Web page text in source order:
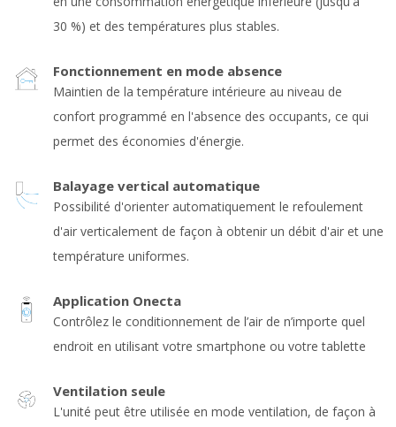
30 %) et des températures plus stables.
Fonctionnement en mode absence
Maintien de la température intérieure au niveau de
confort programmé en l'absence des occupants, ce qui
permet des économies d'énergie.
Balayage vertical automatique
Possibilité d'orienter automatiquement le refoulement
d'air verticalement de façon à obtenir un débit d'air et une
température uniformes.
Application Onecta
Contrôlez le conditionnement de l’air de n’importe quel
endroit en utilisant votre smartphone ou votre tablette
Ventilation seule
L'unité peut être utilisée en mode ventilation, de façon à